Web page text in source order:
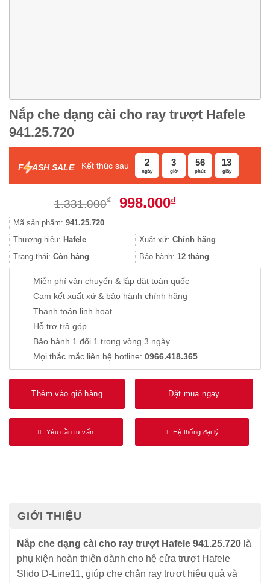
Nắp che dạng cài cho ray trượt Hafele
941.25.720
F ASH SALE Kết thúc sau 2
ngày
3
giờ
56
phút
12
giây
1.331.000₫
Giá
1.331.000₫.
998.000₫Giá
là:
998.000₫.
Mã sản phẩm: 941.25.720
Thương hiệu: Hafele Xuất xứ: Chính hãng
Trạng thái: Còn hàng Bảo hành: 12 tháng
Miễn phí vận chuyển & lắp đặt toàn quốc
Cam kết xuất xứ & bảo hành chính hãng
Thanh toán linh hoạt
Hỗ trợ trả góp
Bảo hành 1 đổi 1 trong vòng 3 ngày
Mọi thắc mắc liên hệ hotline: 0966.418.365
Thêm vào giỏ hàng Đặt mua ngay
Yêu cầu tư vấn Hệ thống đại lý
GIỚI THIỆU
Nắp che dạng cài cho ray trượt Hafele 941.25.720 là
phụ kiện hoàn thiện dành cho hệ cửa trượt Hafele
Slido D-Line11, giúp che chắn ray trượt hiệu quả và